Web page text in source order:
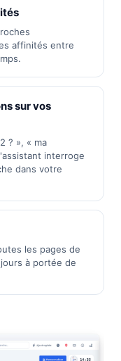
affinités entre
sur vos
? », « ma
interroge
dans votre
les pages de
à portée de